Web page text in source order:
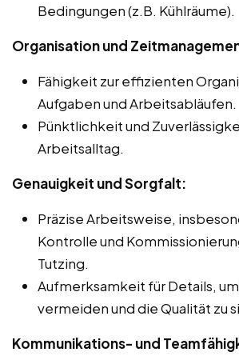
Bedingungen (z.B. Kühlräume).
Organisation und
Fähigkeit zur effizienten
Aufgaben und Arbeitsabläufen.
Pünktlichkeit und
Arbeitsalltag.
Genauigkeit und Sorgfalt:
Präzise Arbeitsweise,
Kontrolle und
Tutzing.
Aufmerksamkeit für Details,
vermeiden und die Qualität zu
Kommunikations- und